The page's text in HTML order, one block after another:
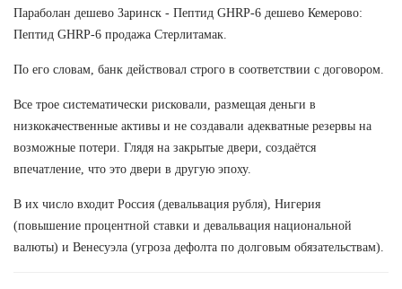
Параболан дешево Заринск - Пептид GHRP-6 дешево Кемерово:
Пептид GHRP-6 продажа Стерлитамак.
По его словам, банк действовал строго в соответствии с договором.
Все трое систематически рисковали, размещая деньги в
низкокачественные активы и не создавали адекватные резервы на
возможные потери. Глядя на закрытые двери, создаётся
впечатление, что это двери в другую эпоху.
В их число входит Россия (девальвация рубля), Нигерия
(повышение процентной ставки и девальвация национальной
валюты) и Венесуэла (угроза дефолта по долговым обязательствам).